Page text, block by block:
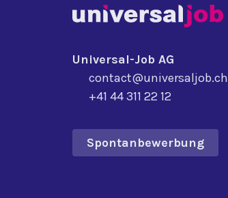
Universal-Job AG
contact@universaljob.ch
+41 44 311 22 12
Spontanbewerbung